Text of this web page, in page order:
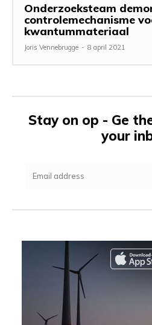
Onderzoeksteam
controlemechanisme
kwantummateriaal
Joris Vennebrugge - 8 april 2021
Stay on op - Ge
your